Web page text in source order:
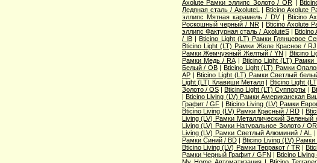
Axolute Рамки эллипс Золото / OR|
Ледяная сталь / AxoluteL
|Bticino Axolute
эллипс Мятная карамель / DV| Bticino
Роскошный черный / NR |Bticino Axolute
эллипс Фактурная сталь / AxoluteS| Bticino
/ IB |Bticino Light (LT) Рамки Глянцевое
Bticino Light (LT) Рамки Желе Красное / RJ
Рамки Жемчужный Желтый / YN | Bticino
Рамки Медь / RA| Bticino Light (LT) Рамки
Белый / OB|Bticino Light (LT) Рамки
AP|Bticino Light (LT) Рамки Светлый
Light (LT) Клавиши Металл | Bticino Light
Золото / OS |Bticino Light (LT) Суппорты |
|Bticino Living (LV) Рамки Американская
Графит / GF | Bticino Living (LV) Рамки
Bticino Living (LV) Рамки Красный / RD|
Living (LV) Рамки Металлический Зеленый
Living (LV) Рамки Натуральное Золото / OR
Living (LV) Рамки Светлый Алюминий / AL
|
Рамки Синий / BD|Bticino Living (LV)
Bticino Living (LV) Рамки Терракот / TR|
Рамки Черный Графит / GFN |Bticino